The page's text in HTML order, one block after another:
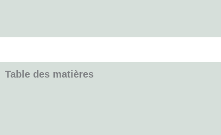
Table des matières